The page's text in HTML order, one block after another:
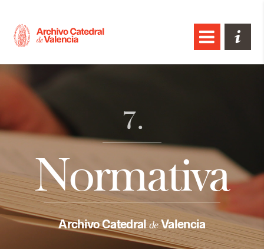
7.
Normativa
Archivo CatedraldeValencia